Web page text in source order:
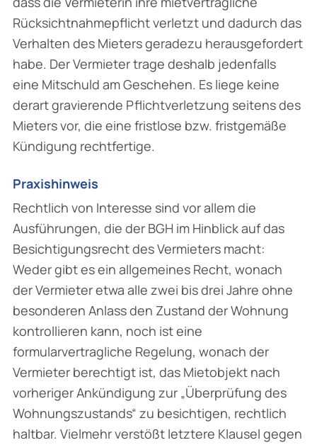
Rücksichtnahmepflicht verletzt und dadurch das
Verhalten des Mieters geradezu herausgefordert
habe. Der Vermieter trage deshalb jedenfalls
eine Mitschuld am Geschehen. Es liege keine
derart gravierende Pflichtverletzung seitens des
Mieters vor, die eine fristlose bzw. fristgemäße
Kündigung rechtfertige.
Praxishinweis
Rechtlich von Interesse sind vor allem die
Ausführungen, die der BGH im Hinblick auf das
Besichtigungsrecht des Vermieters macht:
Weder gibt es ein allgemeines Recht, wonach
der Vermieter etwa alle zwei bis drei Jahre ohne
besonderen Anlass den Zustand der Wohnung
kontrollieren kann, noch ist eine
formularvertragliche Regelung, wonach der
Vermieter berechtigt ist, das Mietobjekt nach
vorheriger Ankündigung zur „Überprüfung des
Wohnungszustands“ zu besichtigen, rechtlich
haltbar. Vielmehr verstößt letztere Klausel gegen